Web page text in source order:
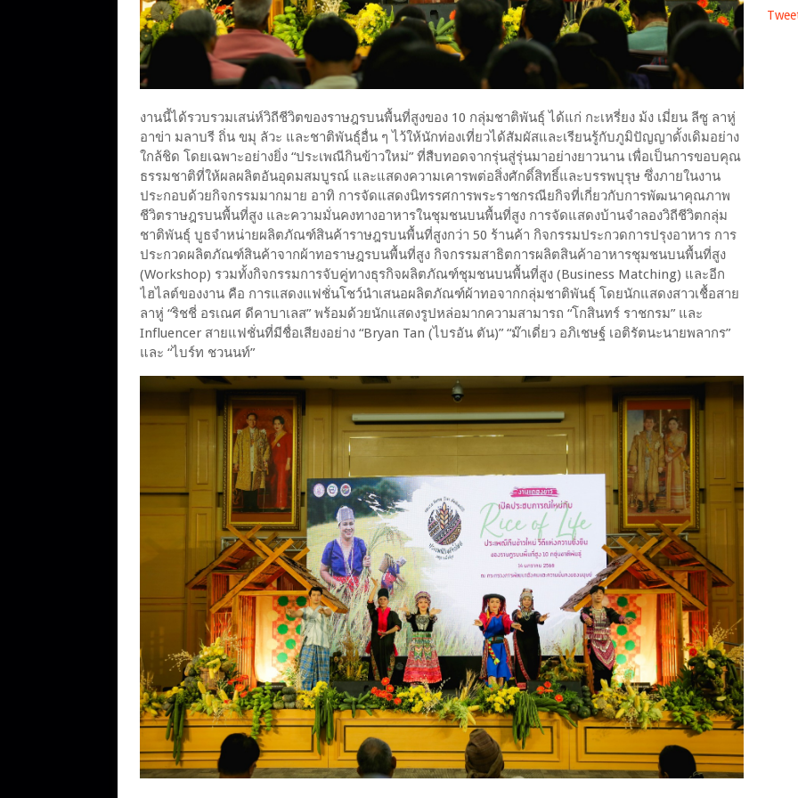
งานนี้ได้รวบรวมเสน่ห์วิถีชีวิตของราษฎรบนพื้นที่สูงของ 10 กลุ่มชาติพันธุ์ ได้แก่ กะเหรี่ยง ม้ง เมี่ยน ลีซู ลาหู่
อาข่า มลาบรี ถิ่น ขมุ ลัวะ และชาติพันธุ์อื่น ๆ ไว้ให้นักท่องเที่ยวได้สัมผัสและเรียนรู้กับภูมิปัญญาดั้งเดิมอย่าง
ใกล้ชิด โดยเฉพาะอย่างยิ่ง “ประเพณีกินข้าวใหม่” ที่สืบทอดจากรุ่นสู่รุ่นมาอย่างยาวนาน เพื่อเป็นการขอบคุณ
ธรรมชาติที่ให้ผลผลิตอันอุดมสมบูรณ์ และแสดงความเคารพต่อสิ่งศักดิ์สิทธิ์และบรรพบุรุษ ซึ่งภายในงาน
ประกอบด้วยกิจกรรมมากมาย อาทิ การจัดแสดงนิทรรศการพระราชกรณียกิจที่เกี่ยวกับการพัฒนาคุณภาพ
ชีวิตราษฎรบนพื้นที่สูง และความมั่นคงทางอาหารในชุมชนบนพื้นที่สูง การจัดแสดงบ้านจำลองวิถีชีวิตกลุ่ม
ชาติพันธุ์ บูธจำหน่ายผลิตภัณฑ์สินค้าราษฎรบนพื้นที่สูงกว่า 50 ร้านค้า กิจกรรมประกวดการปรุงอาหาร การ
ประกวดผลิตภัณฑ์สินค้าจากผ้าทอราษฎรบนพื้นที่สูง กิจกรรมสาธิตการผลิตสินค้าอาหารชุมชนบนพื้นที่สูง
(Workshop) รวมทั้งกิจกรรมการจับคู่ทางธุรกิจผลิตภัณฑ์ชุมชนบนพื้นที่สูง (Business Matching) และอีก
ไฮไลต์ของงาน คือ การแสดงแฟชั่นโชว์นำเสนอผลิตภัณฑ์ผ้าทอจากกลุ่มชาติพันธุ์ โดยนักแสดงสาวเชื้อสาย
ลาหู่ “ริชชี่ อรเณศ ดีคาบาเลส” พร้อมด้วยนักแสดงรูปหล่อมากความสามารถ “โกสินทร์ ราชกรม” และ
Influencer สายแฟชั่นที่มีชื่อเสียงอย่าง “Bryan Tan (ไบรอัน ตัน)” “ม๊าเดี่ยว อภิเชษฐ์ เอติรัตนะนายพลากร”
และ “ไบร์ท ชวนนท์”